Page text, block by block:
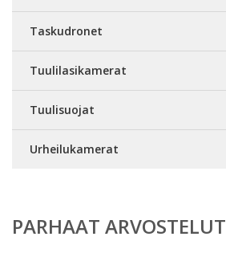
Taskudronet
Tuulilasikamerat
Tuulisuojat
Urheilukamerat
PARHAAT ARVOSTELUT